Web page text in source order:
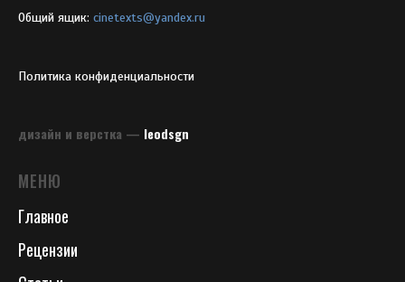
Общий ящик: cinetexts@yandex.ru
Политика конфиденциальности
дизайн и верстка — leodsgn
МЕНЮ
Главное
Рецензии